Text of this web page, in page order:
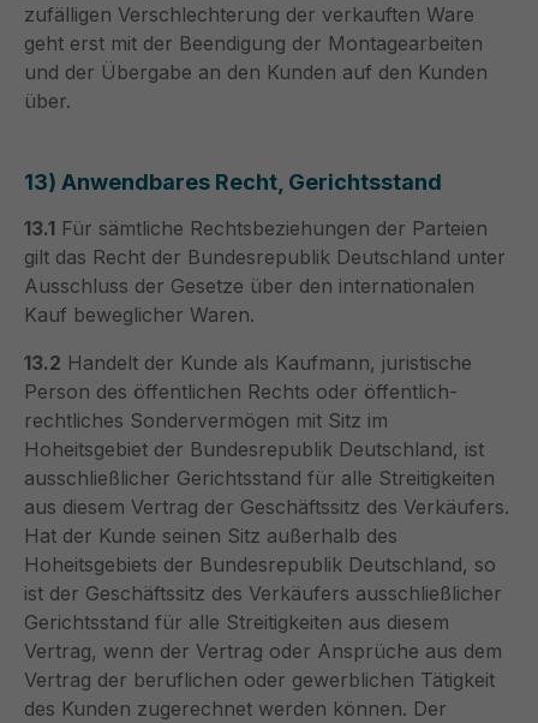
zufälligen Verschlechterung der verkauften Ware
geht erst mit der Beendigung der Montagearbeiten
und der Übergabe an den Kunden auf den Kunden
über.
13) Anwendbares Recht, Gerichtsstand
13.1 Für sämtliche Rechtsbeziehungen der Parteien
gilt das Recht der Bundesrepublik Deutschland unter
Ausschluss der Gesetze über den internationalen
Kauf beweglicher Waren.
13.2 Handelt der Kunde als Kaufmann, juristische
Person des öffentlichen Rechts oder öffentlich-
rechtliches Sondervermögen mit Sitz im
Hoheitsgebiet der Bundesrepublik Deutschland, ist
ausschließlicher Gerichtsstand für alle Streitigkeiten
aus diesem Vertrag der Geschäftssitz des Verkäufers.
Hat der Kunde seinen Sitz außerhalb des
Hoheitsgebiets der Bundesrepublik Deutschland, so
ist der Geschäftssitz des Verkäufers ausschließlicher
Gerichtsstand für alle Streitigkeiten aus diesem
Vertrag, wenn der Vertrag oder Ansprüche aus dem
Vertrag der beruflichen oder gewerblichen Tätigkeit
des Kunden zugerechnet werden können. Der